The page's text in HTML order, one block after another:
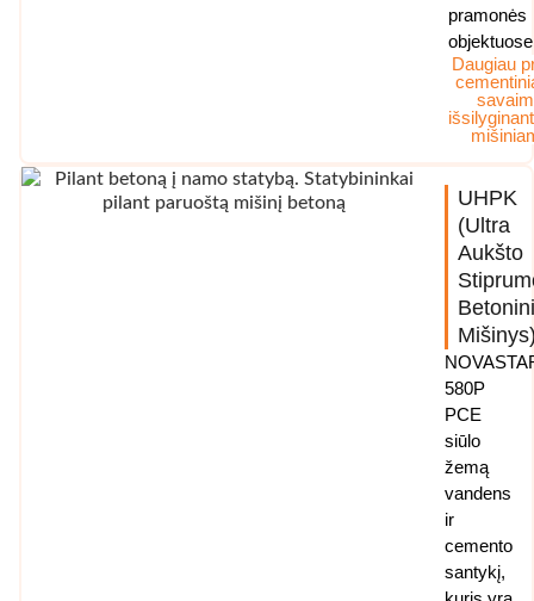
pramonės
Daugiau
UHPK
(Ultra
Aukšto
580P
PCE
siūlo
žemą
vandens
ir
cemento
santykį,